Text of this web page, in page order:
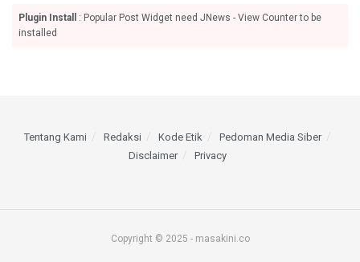
Plugin Install
: Popular Post Widget need JNews - View Counter to be
installed
Tentang Kami Redaksi Kode Etik
Pedoman Media Siber
Disclaimer
Privacy
Copyright © 2025 - masakini.co